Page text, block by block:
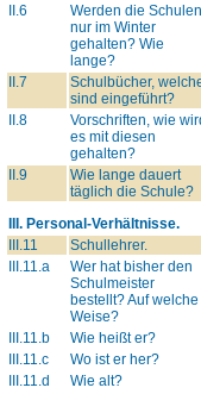
II.6
Werden die Schulen
nur im Winter
gehalten? Wie
lange?
II.7
Schulbücher,
sind eingeführt?
II.8
Vorschriften, wie
es mit diesen
gehalten?
II.9
Wie lange dauert
täglich die Schule?
III. Personal-Verhältnisse.
III.11
Schullehrer.
III.11.a
Wer hat bisher den
Schulmeister
bestellt? Auf welche
Weise?
III.11.b
Wie heißt er?
III.11.c
Wo ist er her?
III.11.d
Wie alt?